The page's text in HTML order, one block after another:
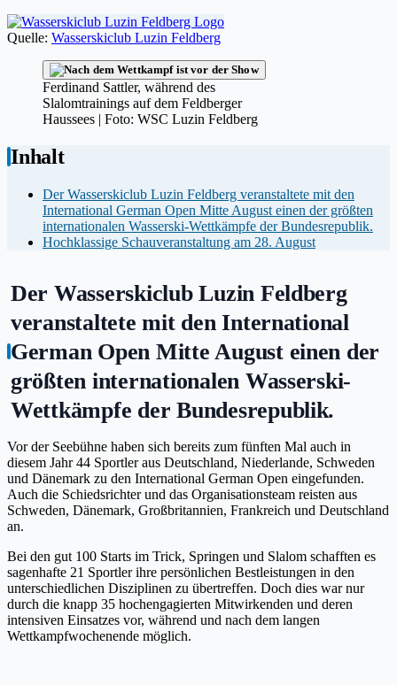
Quelle: Wasserskiclub Luzin Feldberg
Ferdinand Sattler, während des
Slalomtrainings auf dem Feldberger
Haussees | Foto: WSC Luzin Feldberg
Inhalt
Der Wasserskiclub Luzin Feldberg veranstaltete mit den
International German Open Mitte August einen der größten
internationalen Wasserski-Wettkämpfe der Bundesrepublik.
Hochklassige Schauveranstaltung am 28. August
Der Wasserskiclub Luzin Feldberg
veranstaltete mit den International
German Open Mitte August einen der
größten internationalen Wasserski-
Wettkämpfe der Bundesrepublik.
Vor der Seebühne haben sich bereits zum fünften Mal auch in
diesem Jahr 44 Sportler aus Deutschland, Niederlande, Schweden
und Dänemark zu den International German Open eingefunden.
Auch die Schiedsrichter und das Organisationsteam reisten aus
Schweden, Dänemark, Großbritannien, Frankreich und Deutschland
an.
Bei den gut 100 Starts im Trick, Springen und Slalom schafften es
sagenhafte 21 Sportler ihre persönlichen Bestleistungen in den
unterschiedlichen Disziplinen zu übertreffen. Doch dies war nur
durch die knapp 35 hochengagierten Mitwirkenden und deren
intensiven Einsatzes vor, während und nach dem langen
Wettkampfwochenende möglich.